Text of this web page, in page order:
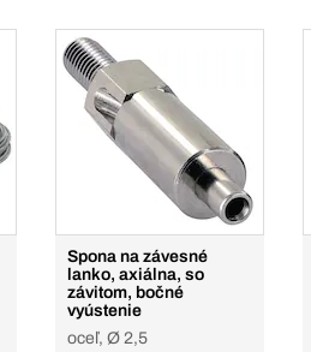
Spona na závesné
lanko, axiálna, so
závitom, bočné
vyústenie
oceľ, Ø 2,5